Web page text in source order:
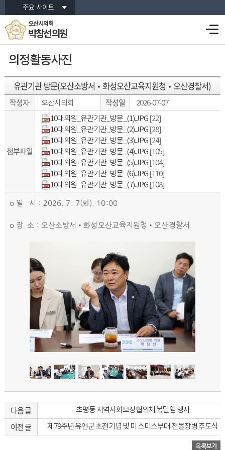
주요 사이트
오산시의회
박창선 의원
의정활동사진
유관기관 방문(오산소방서•화성오산교육지원청•오산경찰서)
작성자 오산시의회 작성일 2026-07-07
첨부파일
10대의원_유관기관_방문_(1).JPG [22]
10대의원_유관기관_방문_(2).JPG [28]
10대의원_유관기관_방문_(3).JPG [24]
10대의원_유관기관_방문_(4).JPG [105]
10대의원_유관기관_방문_(5).JPG [104]
10대의원_유관기관_방문_(6).JPG [110]
10대의원_유관기관_방문_(7).JPG [108]
o 일 시 : 2026. 7. 7(화). 10:00
o 장 소 : 오산소방서•화성오산교육지원청•오산경찰서
다음 글 초평동 지역사회보장협의체 복달임 행사
이전 글 제79주년 유엔군 초전기념 및 미 스미스부대 전몰장병 추도식